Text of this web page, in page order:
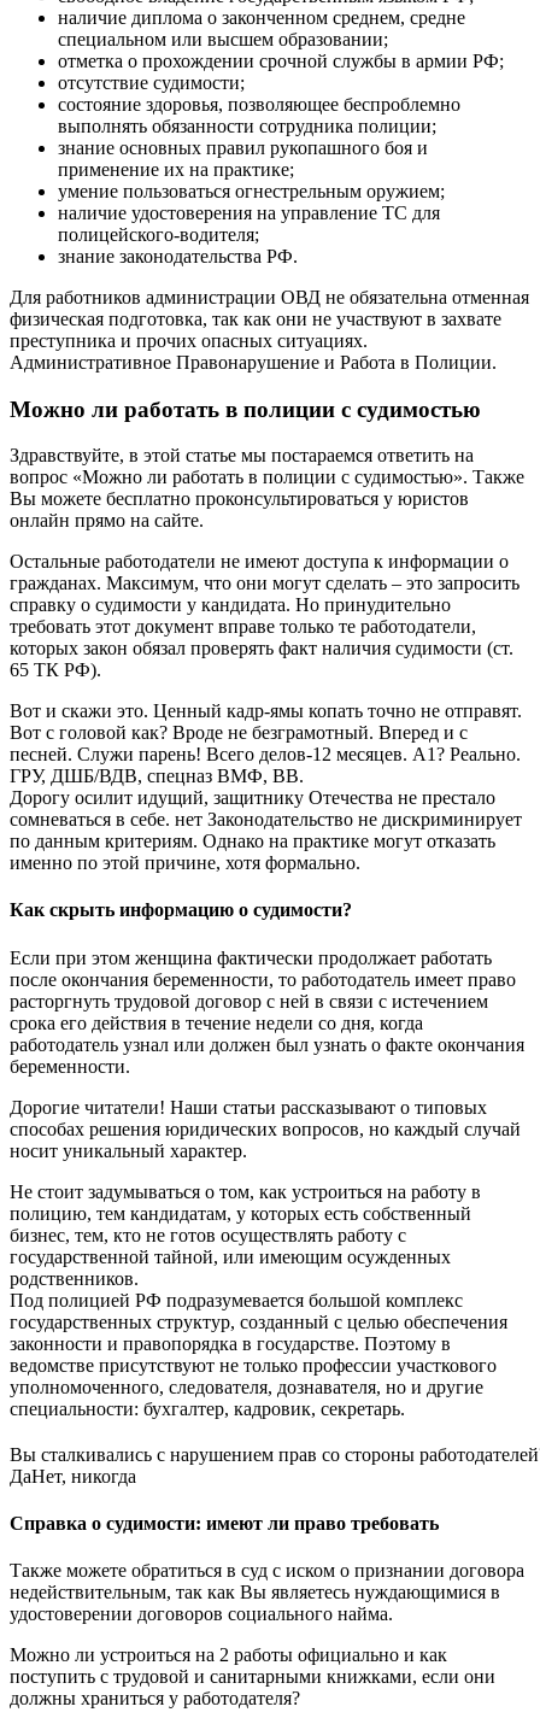
наличие диплома о законченном среднем, средне
специальном или высшем образовании;
отметка о прохождении срочной службы в армии РФ;
отсутствие судимости;
состояние здоровья, позволяющее беспроблемно
выполнять обязанности сотрудника полиции;
знание основных правил рукопашного боя и
применение их на практике;
умение пользоваться огнестрельным оружием;
наличие удостоверения на управление ТС для
полицейского-водителя;
знание законодательства РФ.
Для работников администрации ОВД не обязательна отменная
физическая подготовка, так как они не участвуют в захвате
преступника и прочих опасных ситуациях.
Административное Правонарушение и Работа в Полиции.
Можно ли работать в полиции с судимостью
Здравствуйте, в этой статье мы постараемся ответить на
вопрос «Можно ли работать в полиции с судимостью». Также
Вы можете бесплатно проконсультироваться у юристов
онлайн прямо на сайте.
Остальные работодатели не имеют доступа к информации о
гражданах. Максимум, что они могут сделать – это запросить
справку о судимости у кандидата. Но принудительно
требовать этот документ вправе только те работодатели,
которых закон обязал проверять факт наличия судимости (ст.
65 ТК РФ).
Вот и скажи это. Ценный кадр-ямы копать точно не отправят.
Вот с головой как? Вроде не безграмотный. Вперед и с
песней. Служи парень! Всего делов-12 месяцев. А1? Реально.
ГРУ, ДШБ/ВДВ, спецназ ВМФ, ВВ.
Дорогу осилит идущий, защитнику Отечества не престало
сомневаться в себе. нет Законодательство не дискриминирует
по данным критериям. Однако на практике могут отказать
именно по этой причине, хотя формально.
Как скрыть информацию о судимости?
Если при этом женщина фактически продолжает работать
после окончания беременности, то работодатель имеет право
расторгнуть трудовой договор с ней в связи с истечением
срока его действия в течение недели со дня, когда
работодатель узнал или должен был узнать о факте окончания
беременности.
Дорогие читатели! Наши статьи рассказывают о типовых
способах решения юридических вопросов, но каждый случай
носит уникальный характер.
Не стоит задумываться о том, как устроиться на работу в
полицию, тем кандидатам, у которых есть собственный
бизнес, тем, кто не готов осуществлять работу с
государственной тайной, или имеющим осужденных
родственников.
Под полицией РФ подразумевается большой комплекс
государственных структур, созданный с целью обеспечения
законности и правопорядка в государстве. Поэтому в
ведомстве присутствуют не только профессии участкового
уполномоченного, следователя, дознавателя, но и другие
специальности: бухгалтер, кадровик, секретарь.
Вы сталкивались с нарушением прав со стороны
ДаНет, никогда
Справка о судимости: имеют ли право требовать
Также можете обратиться в суд с иском о признании договора
недействительным, так как Вы являетесь нуждающимися в
удостоверении договоров социального найма.
Можно ли устроиться на 2 работы официально и как
поступить с трудовой и санитарными книжками, если они
должны храниться у работодателя?